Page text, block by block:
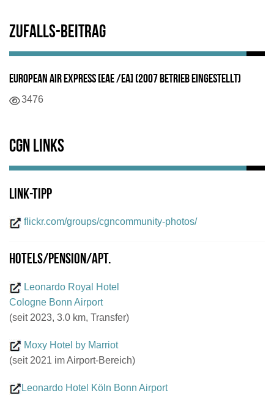
Zufalls-Beitrag
European Air Express [EAE /EA] (2007 Betrieb eingestellt)
Details
3476
CGN Links
Link-Tipp
flickr.com/groups/cgncommunity-photos/
Hotels/Pension/Apt.
Leonardo Royal Hotel
Cologne Bonn Airport
(seit 2023, 3.0 km, Transfer)
Moxy Hotel by Marriot
(seit 2021 im Airport-Bereich)
Leonardo Hotel Köln Bonn Airport